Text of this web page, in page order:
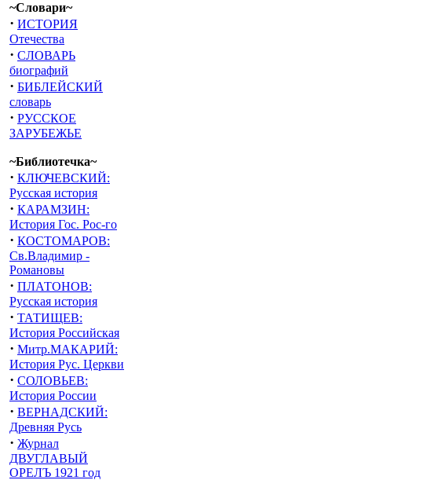
~Словари~
· ИСТОРИЯ
Отечества
· СЛОВАРЬ
биографий
· БИБЛЕЙСКИЙ
словарь
· РУССКОЕ
ЗАРУБЕЖЬЕ
~Библиотечка~
· КЛЮЧЕВСКИЙ:
Русская история
· КАРАМЗИН:
История Гос. Рос-го
· КОСТОМАРОВ:
Св.Владимир -
Романовы
· ПЛАТОНОВ:
Русская история
· ТАТИЩЕВ:
История Российская
· Митр.МАКАРИЙ:
История Рус. Церкви
· СОЛОВЬЕВ:
История России
· ВЕРНАДСКИЙ:
Древняя Русь
· Журнал
ДВУГЛАВЫЙ
ОРЕЛЪ 1921 год